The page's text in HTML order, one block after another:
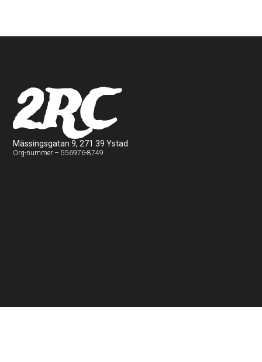
2RC
Mässingsgatan 9, 271 39 Ystad
Org-nummer – 556976-8749